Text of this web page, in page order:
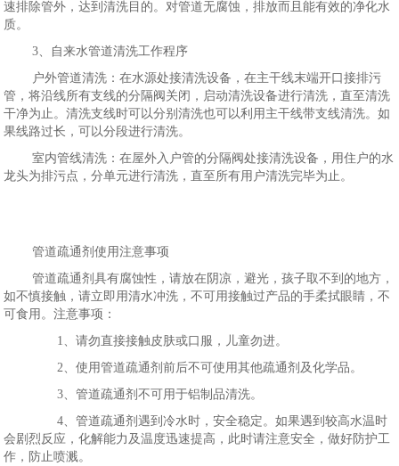
速排除管外，达到清洗目的。对管道无腐蚀，排放而且能有效的净化水
质。
3、自来水管道清洗工作程序
户外管道清洗：在水源处接清洗设备，在主干线末端开口接排污
管，将沿线所有支线的分隔阀关闭，启动清洗设备进行清洗，直至清洗
干净为止。清洗支线时可以分别清洗也可以利用主干线带支线清洗。如
果线路过长，可以分段进行清洗。
室内管线清洗：在屋外入户管的分隔阀处接清洗设备，用住户的水
龙头为排污点，分单元进行清洗，直至所有用户清洗完毕为止。
管道疏通剂使用注意事项
管道疏通剂具有腐蚀性，请放在阴凉，避光，孩子取不到的地方，
如不慎接触，请立即用清水冲洗，不可用接触过产品的手柔拭眼睛，不
可食用。注意事项：
1、请勿直接接触皮肤或口服，儿童勿进。
2、使用管道疏通剂前后不可使用其他疏通剂及化学品。
3、管道疏通剂不可用于铝制品清洗。
4、管道疏通剂遇到冷水时，安全稳定。如果遇到较高水温时
会剧烈反应，化解能力及温度迅速提高，此时请注意安全，做好防护工
作，防止喷溅。